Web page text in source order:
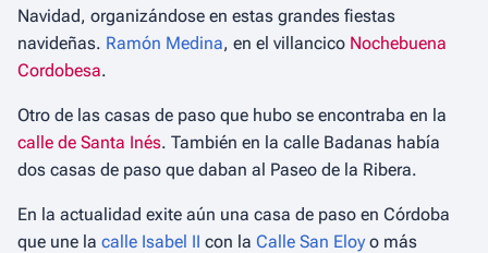
Navidad, organizándose en estas grandes fiestas
navideñas. Ramón Medina, en el villancico Nochebuena
Cordobesa.
Otro de las casas de paso que hubo se encontraba en la
calle de Santa Inés. También en la calle Badanas había
dos casas de paso que daban al Paseo de la Ribera.
En la actualidad exite aún una casa de paso en Córdoba
que une la calle Isabel II con la Calle San Eloyo más